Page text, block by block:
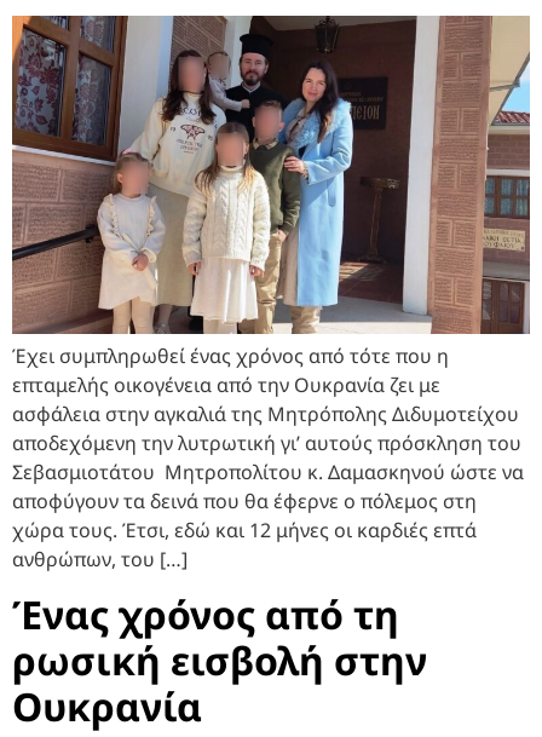
Έχει συμπληρωθεί ένας χρόνος από τότε που η
επταμελής οικογένεια από την Ουκρανία ζει με
ασφάλεια στην αγκαλιά της Μητρόπολης Διδυμοτείχου
αποδεχόμενη την λυτρωτική γι’ αυτούς πρόσκληση του
Σεβασμιοτάτου Μητροπολίτου κ. Δαμασκηνού ώστε να
αποφύγουν τα δεινά που θα έφερνε ο πόλεμος στη
χώρα τους. Έτσι, εδώ και 12 μήνες οι καρδιές επτά
ανθρώπων, του […]
Ένας χρόνος από τη
ρωσική εισβολή στην
Ουκρανία